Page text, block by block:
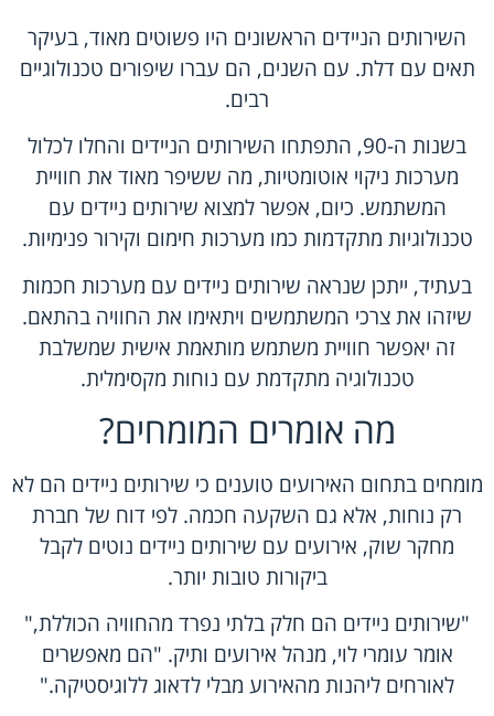
השירותים הניידים הראשונים היו פשוטים מאוד, בעיקר
תאים עם דלת. עם השנים, הם עברו שיפורים טכנולוגיים
רבים.
בשנות ה-90, התפתחו השירותים הניידים והחלו לכלול
מערכות ניקוי אוטומטיות, מה ששיפר מאוד את חוויית
המשתמש. כיום, אפשר למצוא שירותים ניידים עם
טכנולוגיות מתקדמות כמו מערכות חימום וקירור פנימיות.
בעתיד, ייתכן שנראה שירותים ניידים עם מערכות חכמות
שיזהו את צרכי המשתמשים ויתאימו את החוויה בהתאם.
זה יאפשר חוויית משתמש מותאמת אישית שמשלבת
טכנולוגיה מתקדמת עם נוחות מקסימלית.
מה אומרים המומחים?
מומחים בתחום האירועים טוענים כי שירותים ניידים הם לא
רק נוחות, אלא גם השקעה חכמה. לפי דוח של חברת
מחקר שוק, אירועים עם שירותים ניידים נוטים לקבל
ביקורות טובות יותר.
"שירותים ניידים הם חלק בלתי נפרד מהחוויה הכוללת,"
אומר עומרי לוי, מנהל אירועים ותיק. "הם מאפשרים
לאורחים ליהנות מהאירוע מבלי לדאוג ללוגיסטיקה."